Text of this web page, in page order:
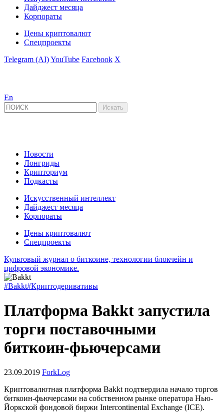
Дайджест месяца
Корпораты
Цены криптовалют
Спецпроекты
Telegram (AI)YouTube Facebook X
En
Новости
Лонгриды
Крипториум
Подкасты
Искусственный интеллект
Дайджест месяца
Корпораты
Цены криптовалют
Спецпроекты
Культовый журнал о биткоине, технологии блокчейн и
цифровой экономике.
#Bakkt#Криптодеривативы
Платформа Bakkt запустила
торги поставочными
биткоин-фьючерсами
23.09.2019 ForkLog
Криптовалютная платформа Bakkt подтвердила начало торгов
биткоин-фьючерсами на собственном рынке оператора Нью-
Йоркской фондовой биржи Intercontinental Exchange (ICE).